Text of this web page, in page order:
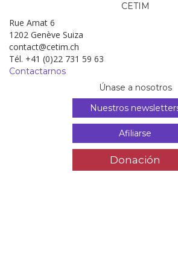
CETIM
Rue Amat 6
1202 Genève Suiza
contact@cetim.ch
Tél. +41 (0)22 731 59 63
Contactarnos
Únase a nosotros
Nuestros
Afiliarse
Donación